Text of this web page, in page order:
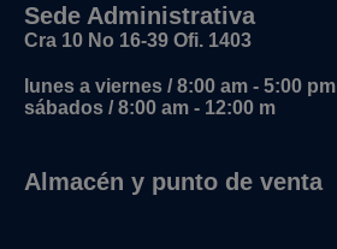
Sede Administrativa
Cra 10 No 16-39 Ofi. 1403
lunes a viernes / 8:00 am - 5:00 pm
sábados / 8:00 am - 12:00 m
Almacén y punto de venta